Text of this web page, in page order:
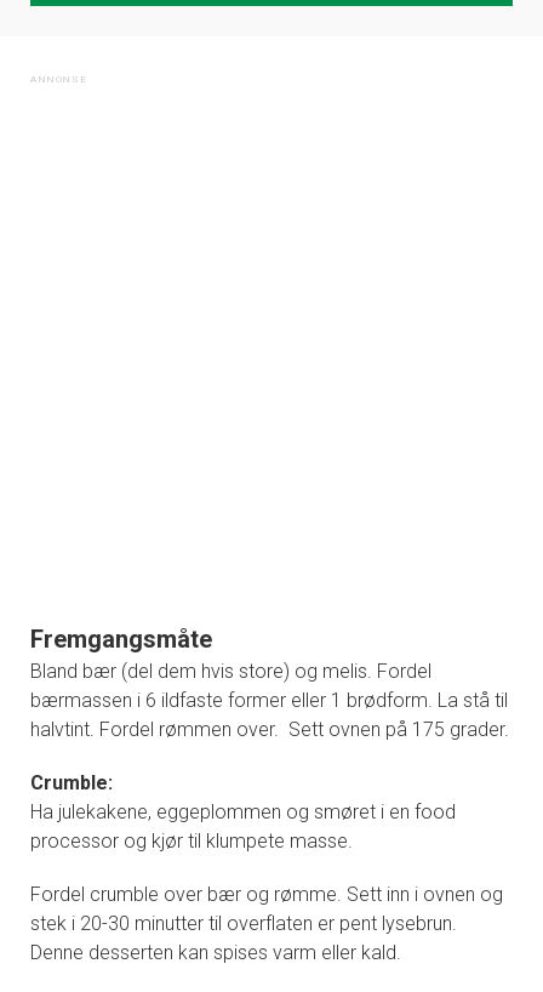
Fremgangsmåte
Bland bær (del dem hvis store) og melis. Fordel
bærmassen i 6 ildfaste former eller 1 brødform. La stå til
halvtint. Fordel rømmen over. Sett ovnen på 175 grader.
Crumble:
Ha julekakene, eggeplommen og smøret i en food
processor og kjør til klumpete masse.
Fordel crumble over bær og rømme. Sett inn i ovnen og
stek i 20-30 minutter til overflaten er pent lysebrun.
Denne desserten kan spises varm eller kald.